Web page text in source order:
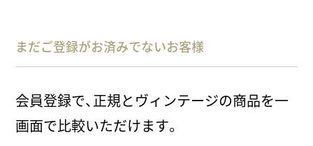
まだご登録がお済みでないお客様
会員登録で、正規とヴィンテージの商品を一
画面で比較いただけます。